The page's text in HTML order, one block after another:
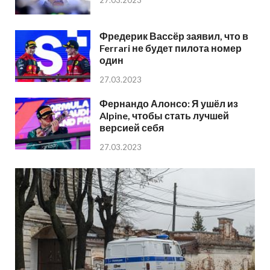
Фредерик Вассёр заявил, что в
Ferrari не будет пилота номер
один
27.03.2023
Фернандо Алонсо: Я ушёл из
Alpine, чтобы стать лучшей
версией себя
27.03.2023